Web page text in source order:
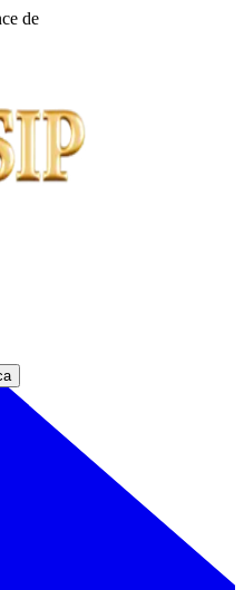
de